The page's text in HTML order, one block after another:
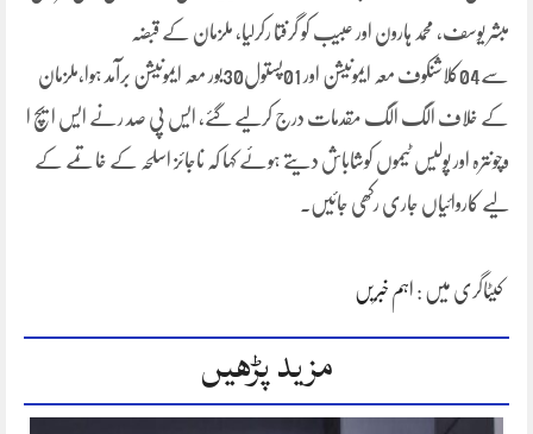
مبشر یوسف، محمد ہارون اور عبیب کو گرفتا رکرلیا، ملزمان کے قبضہ
سے04کلاشنکوف معہ ایمونیشن اور 01پستول30بور معہ ایمونیشن برآمد ہوا،ملزمان
کے خلاف الگ الگ مقدمات درج کرلیے گئے، ایس پی صد رنے ایس ایچ ا
وچونترہ اور پولیس ٹیموں کوشاباش دیتے ہوئے کہا کہ ناجائز اسلحہ کے خاتمے کے
لیے کاروائیاں جاری رکھی جائیں۔
کیٹاگری میں : اہم خبریں
مزید پڑھیں